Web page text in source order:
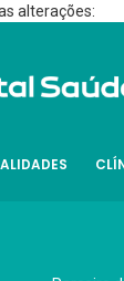
alterações: